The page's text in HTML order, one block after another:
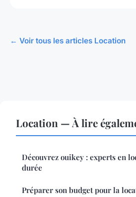
← Voir tous les articles Location
Location — À lire
Découvrez ouikey : experts en
durée
Préparer son budget pour la